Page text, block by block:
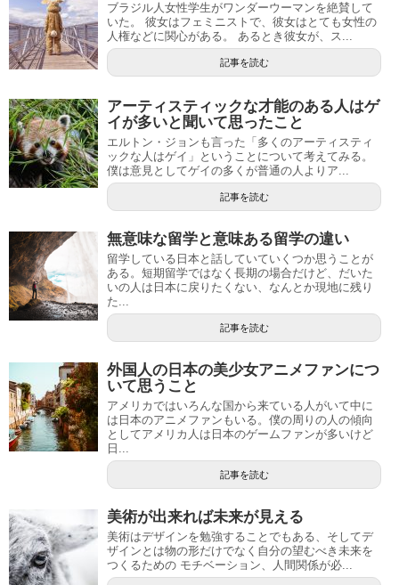
ブラジル人女性学生がワンダーウーマンを絶賛して
いた。 彼女はフェミニストで、彼女はとても女性の
人権などに関心がある。 あるとき彼女が、ス...
記事を読む
アーティスティックな才能のある人はゲ
イが多いと聞いて思ったこと
エルトン・ジョンも言った「多くのアーティスティ
ックな人はゲイ」ということについて考えてみる。
僕は意見としてゲイの多くが普通の人よりア...
記事を読む
無意味な留学と意味ある留学の違い
留学している日本と話していていくつか思うことが
ある。短期留学ではなく長期の場合だけど、だいた
いの人は日本に戻りたくない、なんとか現地に残り
た...
記事を読む
外国人の日本の美少女アニメファンにつ
いて思うこと
アメリカではいろんな国から来ている人がいて中に
は日本のアニメファンもいる。僕の周りの人の傾向
としてアメリカ人は日本のゲームファンが多いけど
日...
記事を読む
美術が出来れば未来が見える
美術はデザインを勉強することでもある、そしてデ
ザインとは物の形だけでなく自分の望むべき未来を
つくるための モチベーション、人間関係が必...